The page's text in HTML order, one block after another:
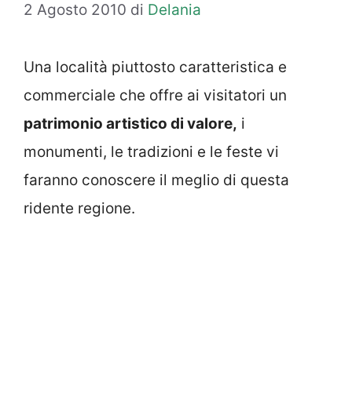
2 Agosto 2010 di Delania
Una località piuttosto caratteristica e
commerciale che offre ai visitatori un
patrimonio artistico di valore, i
monumenti, le tradizioni e le feste vi
faranno conoscere il meglio di questa
ridente regione.